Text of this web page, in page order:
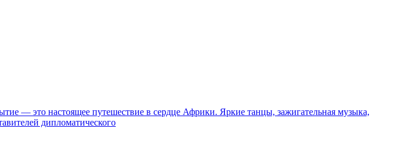
— это настоящее путешествие в сердце Африки. Яркие танцы, зажигательная музыка,
дипломатического